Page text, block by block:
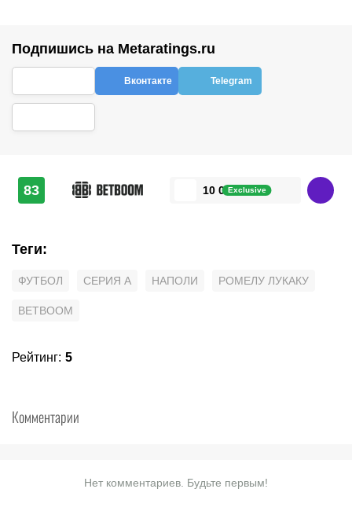
Подпишись на Metaratings.ru
Вконтакте Telegram
83 10 000 ₽Exclusive
Теги:
ФУТБОЛ СЕРИЯ А НАПОЛИ РОМЕЛУ ЛУКАКУ
BETBOOM
Рейтинг: 5
Комментарии
Нет комментариев. Будьте первым!